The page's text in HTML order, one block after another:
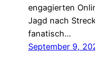
engagierten
Jagd nach
fanatisch…
September 9,